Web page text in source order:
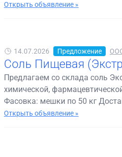
Открыть объявление »
14.07.2026 Предложение
Соль Пищевая
Предлагаем со склада соль
химической,
Фасовка: мешки по 50 кг
Открыть объявление »